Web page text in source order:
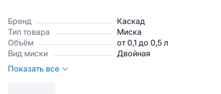
Бренд
Каскад
Тип товара
Миска
Объём
от 0,1 до 0,5 л
Вид миски
Двойная
Показать все